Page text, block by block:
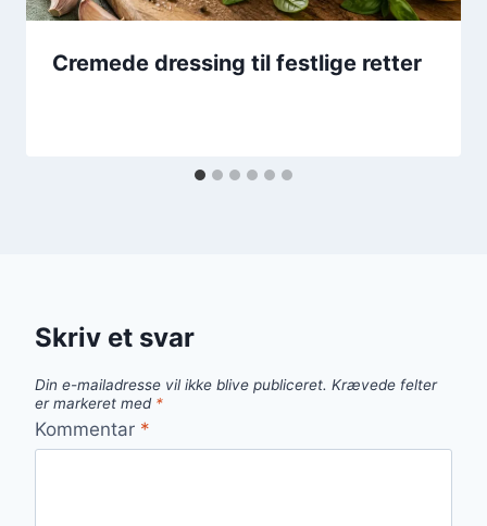
Cremede dressing til festlige retter
Skriv et svar
Din e-mailadresse vil ikke blive publiceret. Krævede felter
er markeret med *
Kommentar *